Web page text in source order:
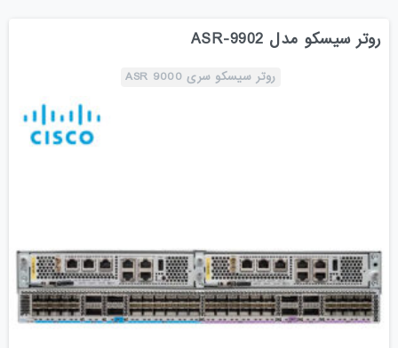
روتر سیسکو مدل ASR-9902
روتر سیسکو سری ASR 9000